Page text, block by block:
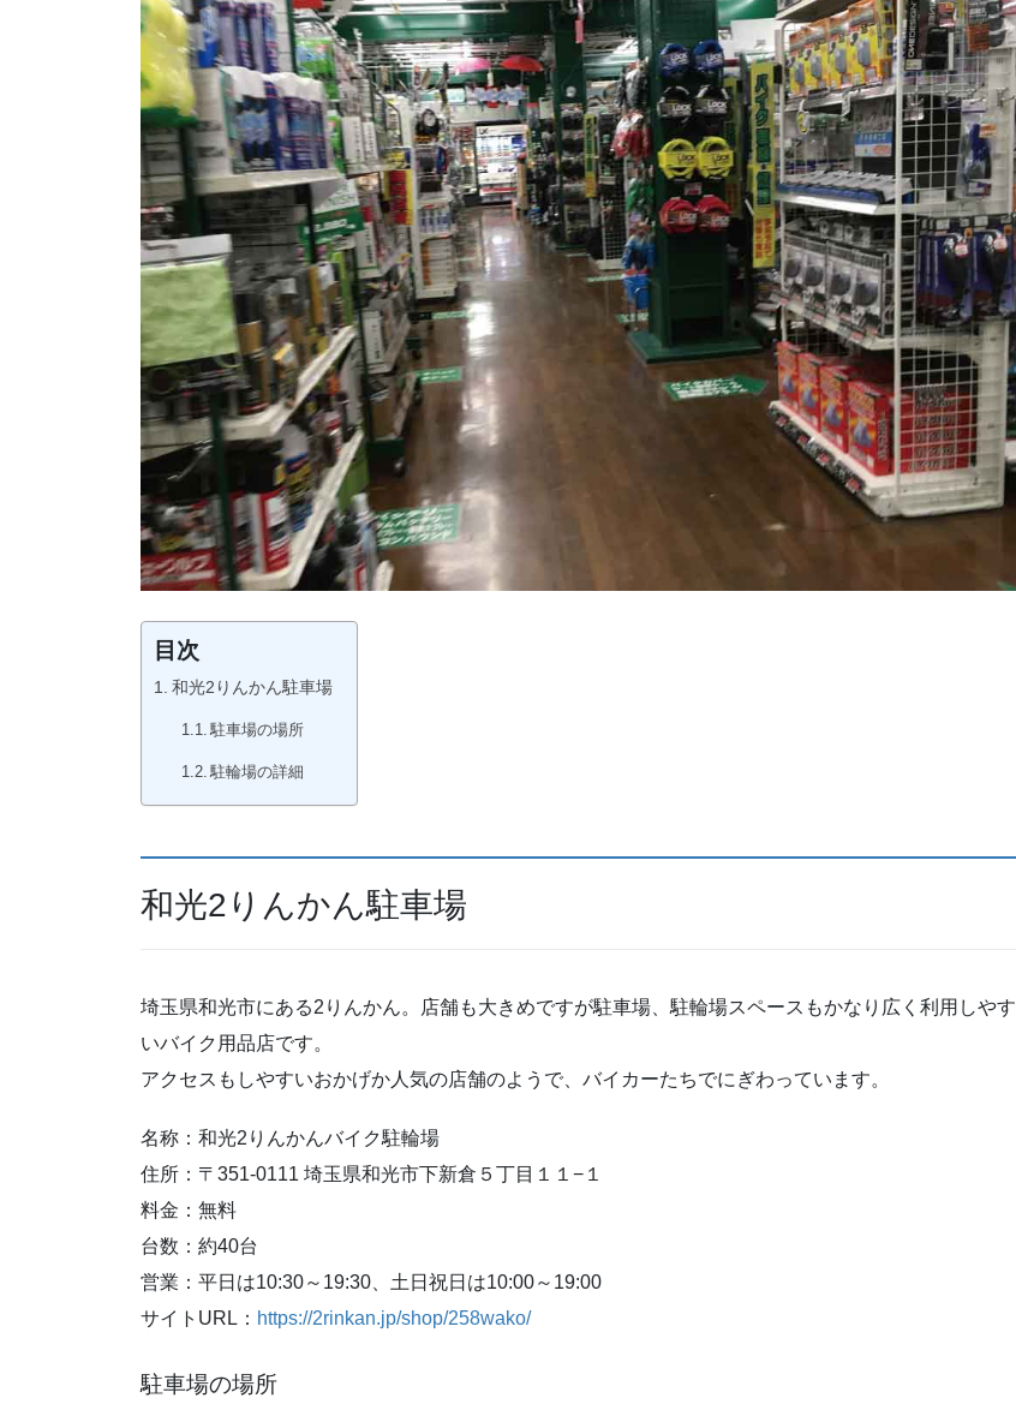
目次
和光2りんかん駐車場
駐車場の場所
駐輪場の詳細
和光2りんかん駐車場
埼玉県和光市にある2りんかん。店舗も大きめですが駐車場、駐輪場スペースもかなり広く利用しやす
いバイク用品店です。
アクセスもしやすいおかげか人気の店舗のようで、バイカーたちでにぎわっています。
名称：和光2りんかんバイク駐輪場
住所：〒351-0111 埼玉県和光市下新倉５丁目１１−１
料金：無料
台数：約40台
営業：平日は10:30～19:30、土日祝日は10:00～19:00
サイトURL： https://2rinkan.jp/shop/258wako/
駐車場の場所